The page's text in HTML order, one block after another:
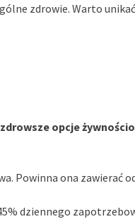
zdrowie. Warto
opcje
Powinna ona zawierać
dziennego